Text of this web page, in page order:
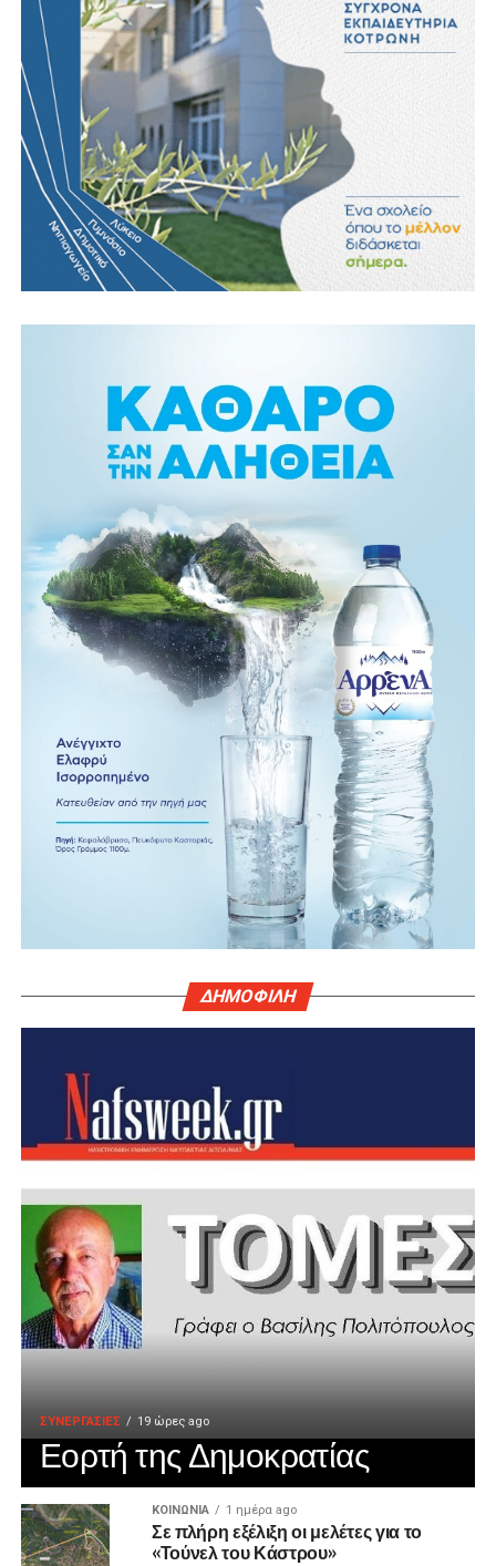
ΔΗΜΟΦΙΛΗ
ΣΥΝΕΡΓΑΣΙΕΣ 19 ώρες ago
Εορτή της Δημοκρατίας
ΚΟΙΝΩΝΙΑ 1 ημέρα ago
Σε πλήρη εξέλιξη οι μελέτες για το
«Τούνελ του Κάστρου»